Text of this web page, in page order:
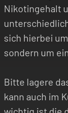
Nikotingehalt
sich hierbei
sondern um
Bitte lagere
kann auch im